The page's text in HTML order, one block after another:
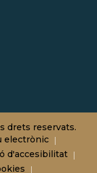
drets reservats.
electrònic
d'accesibilitat